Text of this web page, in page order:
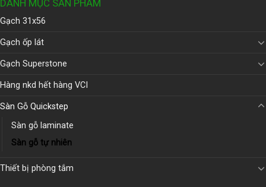
DANH MỤC SẢN PHẨM
Gạch 31x56
Gạch ốp lát
Gạch Superstone
Hàng nkd hết hàng VCI
Sàn Gỗ Quickstep
Sàn gỗ laminate
Sàn gỗ tự nhiên
Thiết bị phòng tắm